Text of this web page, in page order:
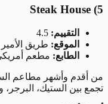
5)
Steak House
التقييم:
الموقع: طريق
الطابع: مطعم
من أقدم وأشهر مطاعم
تجمع بين الستيك، البرجر،